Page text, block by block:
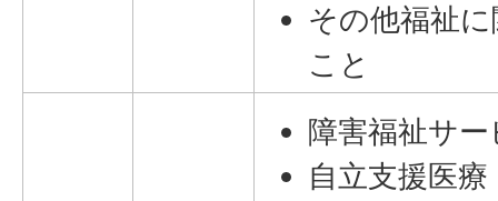
その他福祉
こと
障害福祉サ
自立支援医療